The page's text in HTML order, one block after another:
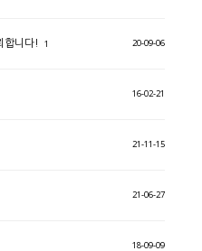
합니다! 1 20-09-06
16-02-21
21-11-15
21-06-27
18-09-09